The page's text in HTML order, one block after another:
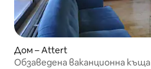
Дом – Attert
Обзаведена ваканционна къща